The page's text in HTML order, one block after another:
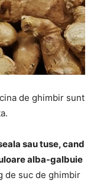
de ghimbir sunt
sau tuse, cand
alba-galbuie
de suc de ghimbir